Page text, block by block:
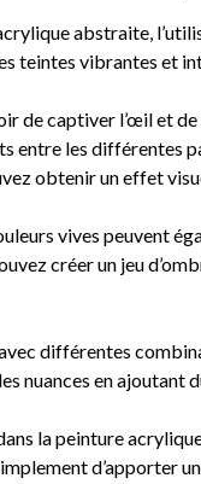
abstraite,
teintes vibrantes et
de captiver l’œil et
entre les différentes
obtenir un effet
vives peuvent
créer un jeu
différentes
nuances en
la peinture
d’apporter